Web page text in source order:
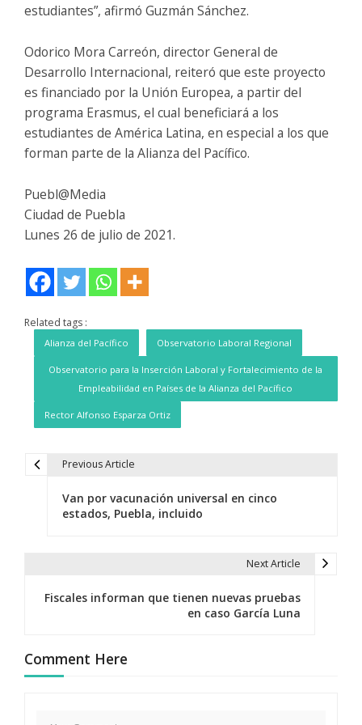
estudiantes”, afirmó Guzmán Sánchez.
Odorico Mora Carreón, director General de
Desarrollo Internacional, reiteró que este proyecto
es financiado por la Unión Europea, a partir del
programa Erasmus, el cual beneficiará a los
estudiantes de América Latina, en especial a los que
forman parte de la Alianza del Pacífico.
Puebl@Media
Ciudad de Puebla
Lunes 26 de julio de 2021.
Related tags :
Alianza del Pacífico Observatorio Laboral Regional
Observatorio para la Inserción Laboral y Fortalecimiento de la
Empleabilidad en Países de la Alianza del Pacífico
Rector Alfonso Esparza Ortiz
c
i
Previous Article
Van por vacunación universal en cinco
estados, Puebla, incluido
Next Article
Fiscales informan que tienen nuevas pruebas
en caso García Luna
Comment Here